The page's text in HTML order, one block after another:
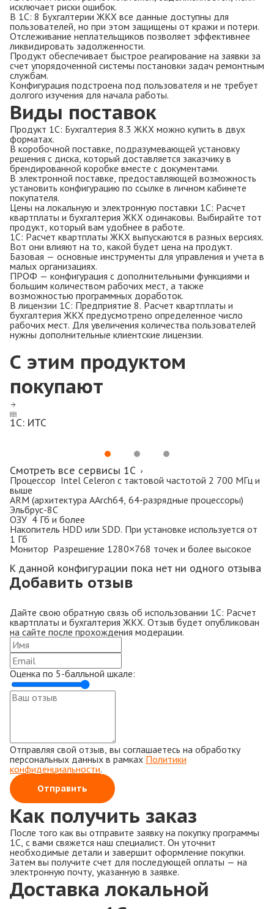
исключает риски ошибок.
В 1С: 8 Бухгалтерии ЖКХ все данные доступны для
пользователей, но при этом защищены от кражи и потери.
Отслеживание неплательщиков позволяет эффективнее
ликвидировать задолженности.
Продукт обеспечивает быстрое реагирование на заявки за
счет упорядоченной системы постановки задач ремонтным
службам.
Конфигурация подстроена под пользователя и не требует
долгого изучения для начала работы.
Виды поставок
Продукт 1С: Бухгалтерия 8.3 ЖКХ можно купить в двух
форматах.
В коробочной поставке, подразумевающей установку
решения с диска, который доставляется заказчику в
брендированной коробке вместе с документами.
В электронной поставке, предоставляющей возможность
установить конфигурацию по ссылке в личном кабинете
покупателя.
Цены на локальную и электронную поставки 1С: Расчет
квартплаты и бухгалтерия ЖКХ одинаковы. Выбирайте тот
продукт, который вам удобнее в работе.
1С: Расчет квартплаты ЖКХ выпускаются в разных версиях.
Вот они влияют на то, какой будет цена на продукт.
Базовая — основные инструменты для управления и учета в
малых организациях.
ПРОФ — конфигурация с дополнительными функциями и
большим количеством рабочих мест, а также
возможностью программных доработок.
В лицензии 1С: Предприятие 8. Расчет квартплаты и
бухгалтерия ЖКХ предусмотрено определенное число
рабочих мест. Для увеличения количества пользователей
нужны дополнительные клиентские лицензии.
С этим продуктом
покупают
1С: ИТС
Смотреть все сервисы 1C
Процессор Intel Celeron с тактовой частотой 2 700 МГц и
выше
ARM (архитектура AArch64, 64-разрядные процессоры)
Эльбрус-8С
ОЗУ 4 Гб и более
Накопитель HDD или SDD. При установке используется от
1 Гб
Монитор Разрешение 1280×768 точек и более высокое
К данной конфигурации пока нет ни одного отзыва
Добавить отзыв
Дайте свою обратную связь об использовании 1С: Расчет
квартплаты и бухгалтерия ЖКХ. Отзыв будет опубликован
на сайте после прохождения модерации.
Оценка по 5-балльной шкале:
Отправляя свой отзыв, вы соглашаетесь на обработку
персональных данных в рамках Политики
конфиденциальности.
Отправить
Как получить заказ
После того как вы отправите заявку на покупку программы
1С, с вами свяжется наш специалист. Он уточнит
необходимые детали и завершит оформление покупки.
Затем вы получите счет для последующей оплаты — на
электронную почту, указанную в заявке.
Доставка локальной